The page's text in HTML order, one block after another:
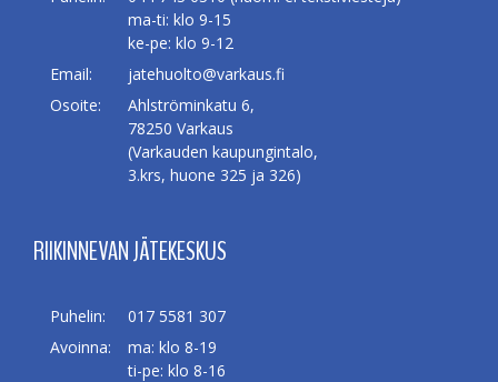
ma-ti: klo 9-15
ke-pe: klo 9-12
Email:
jatehuolto@varkaus.fi
Osoite:
Ahlströminkatu 6,
78250 Varkaus
(Varkauden kaupungintalo,
3.krs, huone 325 ja 326)
RIIKINNEVAN JÄTEKESKUS
Puhelin:
017 5581 307
Avoinna:
ma: klo 8-19
ti-pe: klo 8-16